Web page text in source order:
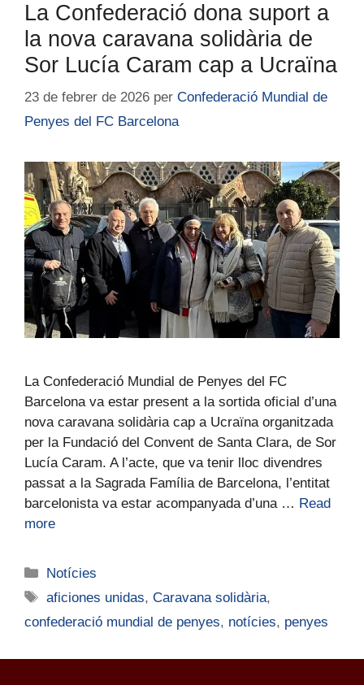
La Confederació dona suport a
la nova caravana solidària de
Sor Lucía Caram cap a Ucraïna
23 de febrer de 2026 per Confederació Mundial de
Penyes del FC Barcelona
La Confederació Mundial de Penyes del FC
Barcelona va estar present a la sortida oficial d’una
nova caravana solidària cap a Ucraïna organitzada
per la Fundació del Convent de Santa Clara, de Sor
Lucía Caram. A l’acte, que va tenir lloc divendres
passat a la Sagrada Família de Barcelona, l’entitat
barcelonista va estar acompanyada d’una … Read
more
Notícies
aficiones unidas,Caravana solidària,
confederació mundial de penyes, notícies, penyes